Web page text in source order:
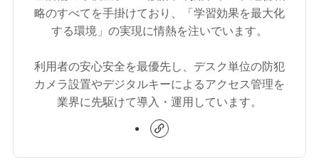
略のすべてを手掛けており、「学習効果を最大化
する環境」の実現に情熱を注いでいます。
利用者の安心安全を最優先し、デスク単位の防犯
カメラ設置やデジタルキーによるアクセス管理を
業界に先駆けて導入・運用しています。